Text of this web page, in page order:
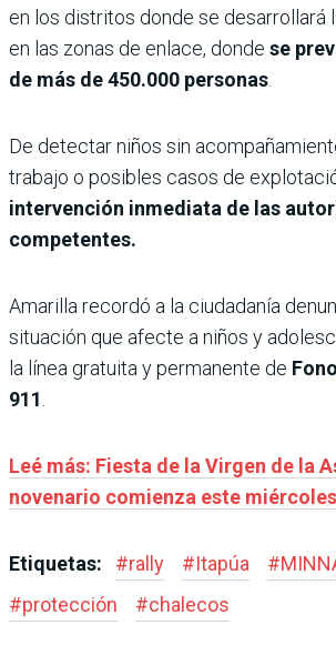
en los distritos donde se desarrollará
en las zonas de enlace, donde se
de más de 450.000 personas.
De detectar niños sin
trabajo o posibles casos de
intervención inmediata de las
competentes.
Amarilla recordó a la ciudadanía
situación que afecte a niños y
la línea gratuita y permanente de
911.
Leé más: Fiesta de la Virgen de la
novenario comienza este miércoles
Etiquetas: #rally #Itapúa #
#protección #chalecos